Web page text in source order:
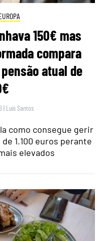
150€ mas
compara
atual de
| Luís Santos
como consegue gerir
1.100 euros perante
elevados